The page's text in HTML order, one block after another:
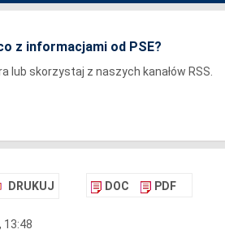
z informacjami od PSE?
lub skorzystaj z naszych kanałów RSS.
DRUKUJ DOC PDF
13:48